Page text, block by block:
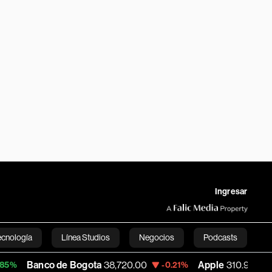
Ingresar
Línea Studios Negocios Podcasts
English
de Bogota 38,720.00 -0.21% Apple 310.94 +0.55%